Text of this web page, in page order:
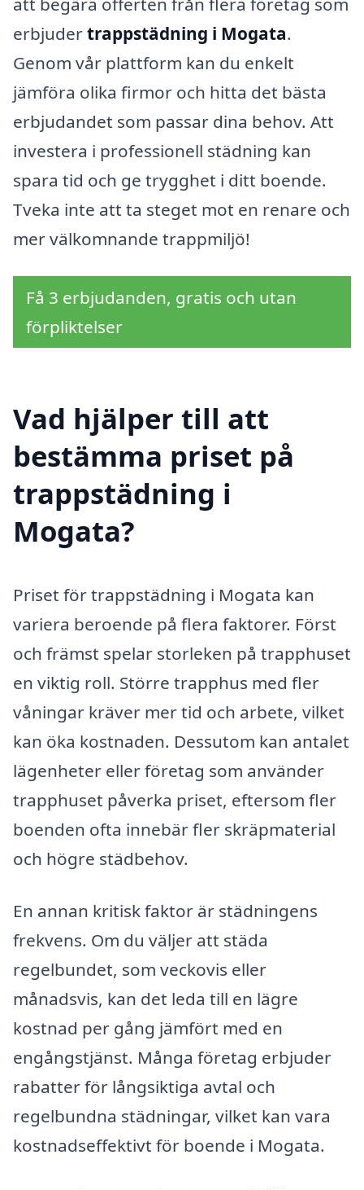
erbjudertrappstädning i Mogata.
Genom vår plattform kan du enkelt
jämföra olika firmor och hitta det bästa
erbjudandet som passar dina behov. Att
investera i professionell städning kan
spara tid och ge trygghet i ditt boende.
Tveka inte att ta steget mot en renare och
mer välkomnande trappmiljö!
Få 3 erbjudanden, gratis och utan
förpliktelser
Vad hjälper till att
bestämma priset på
trappstädning i
Mogata?
Priset för trappstädning i Mogata kan
variera beroende på flera faktorer. Först
och främst spelar storleken på trapphuset
en viktig roll. Större trapphus med fler
våningar kräver mer tid och arbete, vilket
kan öka kostnaden. Dessutom kan antalet
lägenheter eller företag som använder
trapphuset påverka priset, eftersom fler
boenden ofta innebär fler skräpmaterial
och högre städbehov.
En annan kritisk faktor är städningens
frekvens. Om du väljer att städa
regelbundet, som veckovis eller
månadsvis, kan det leda till en lägre
kostnad per gång jämfört med en
engångstjänst. Många företag erbjuder
rabatter för långsiktiga avtal och
regelbundna städningar, vilket kan vara
kostnadseffektivt för boende i Mogata.